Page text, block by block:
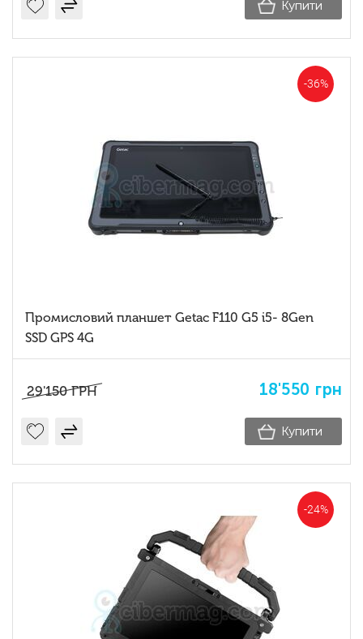
Купити
-36%
Промисловий планшет Getac F110 G5 i5- 8Gen
SSD GPS 4G
29'150 ГРН 18'550 грн
Купити
-24%